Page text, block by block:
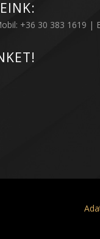
+36 30 383 1619 |